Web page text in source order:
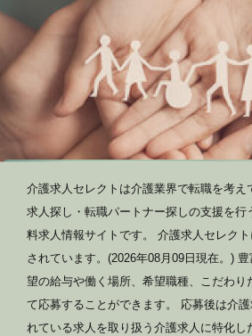
介護求人セレクトは介護業界で転職を考え
求人探し・転職パートナー探しの支援を行
料求人情報サイトです。 介護求人セレク
されています。(2026年08月09日現在。)
望の給与や働く場所、希望職種、こだわり
て応募することができます。 応募後は介
れている求人を取り扱う介護求人に特化し